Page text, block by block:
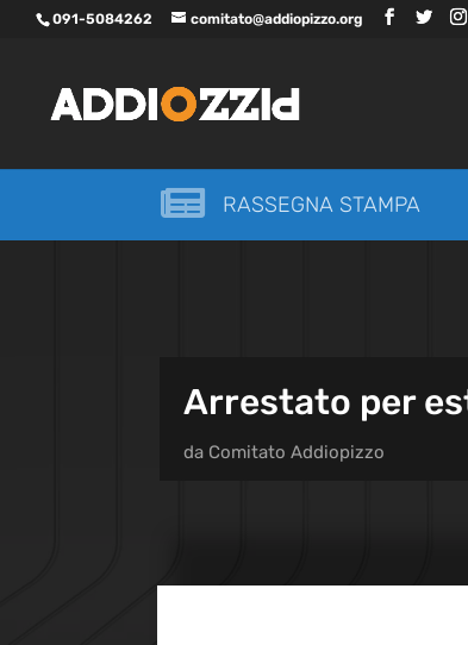
091-5084262 comitato@addiopizzo.org
 RASSEGNA STAMPA
Arrestato per
da Comitato Addiopizzo